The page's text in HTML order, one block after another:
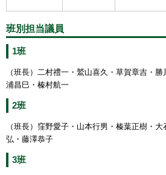
班別担当議員
1班
（班長）二村禮一・鷲山喜久・草賀章吉・
浦昌巳・榛村航一
2班
（班長）窪野愛子・山本行男・榛葉正樹・
弘・藤澤恭子
3班